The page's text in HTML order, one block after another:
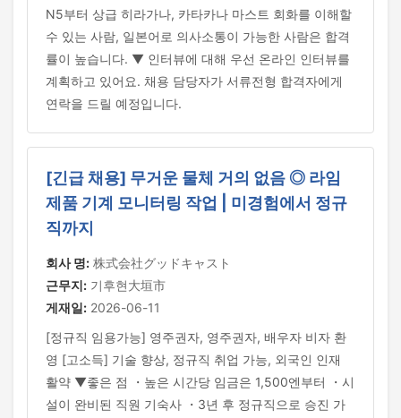
N5부터 상급 히라가나, 카타카나 마스트 회화를 이해할
수 있는 사람, 일본어로 의사소통이 가능한 사람은 합격
률이 높습니다. ▼ 인터뷰에 대해 우선 온라인 인터뷰를
계획하고 있어요. 채용 담당자가 서류전형 합격자에게
연락을 드릴 예정입니다.
[긴급 채용] 무거운 물체 거의 없음 ◎ 라임
제품 기계 모니터링 작업 | 미경험에서 정규
직까지
회사 명: 株式会社グッドキャスト
근무지: 기후현大垣市
게재일: 2026-06-11
[정규직 임용가능] 영주권자, 영주권자, 배우자 비자 환
영 [고소득] 기술 향상, 정규직 취업 가능, 외국인 인재
활약 ▼좋은 점 ・높은 시간당 임금은 1,500엔부터 ・시
설이 완비된 직원 기숙사 ・3년 후 정규직으로 승진 가